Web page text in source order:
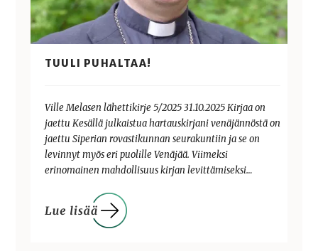
TUULI PUHALTAA!
Ville Melasen lähettikirje 5/2025 31.10.2025 Kirjaa on
jaettu Kesällä julkaistua hartauskirjani venäjännöstä on
jaettu Siperian rovastikunnan seurakuntiin ja se on
levinnyt myös eri puolille Venäjää. Viimeksi
erinomainen mahdollisuus kirjan levittämiseksi…